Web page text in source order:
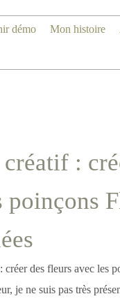
démo Mon histoire
:
poinçons
je ne suis pas très